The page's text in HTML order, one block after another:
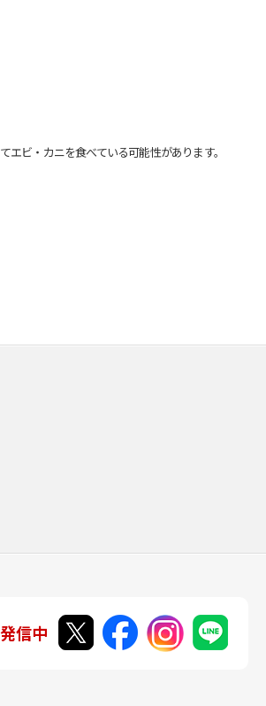
ビ・カニを食べている可能性があります。
信中